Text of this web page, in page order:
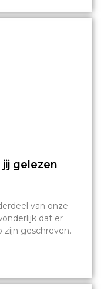
gelezen
van onze
dat er
zijn geschreven.